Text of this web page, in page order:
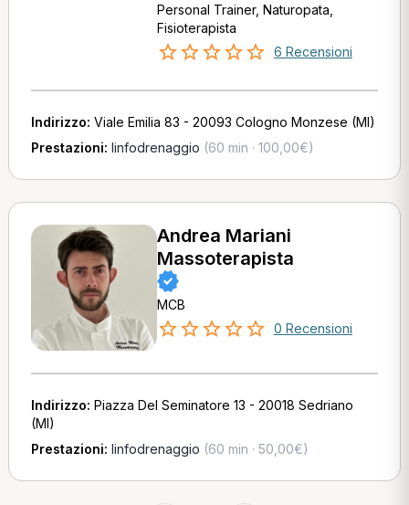
Personal Trainer, Naturopata,
Fisioterapista
6 Recensioni
Indirizzo: Viale Emilia 83 - 20093 Cologno Monzese (MI)
Prestazioni: linfodrenaggio (60 min · 100,00€)
Andrea Mariani
Massoterapista
MCB
0 Recensioni
Indirizzo: Piazza Del Seminatore 13 - 20018 Sedriano
(MI)
Prestazioni: linfodrenaggio (60 min · 50,00€)